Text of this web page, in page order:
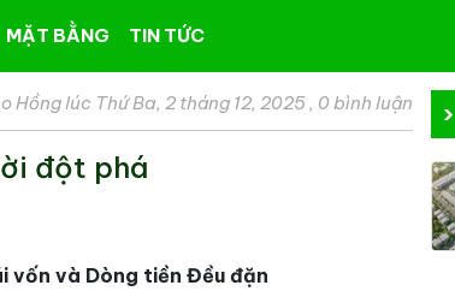
MẶT BẰNG TIN TỨC
Hồng lúc Thứ Ba, 2 tháng 12, 2025, 0 bình luận
đột phá
vốn và Dòng tiền Đều đặn